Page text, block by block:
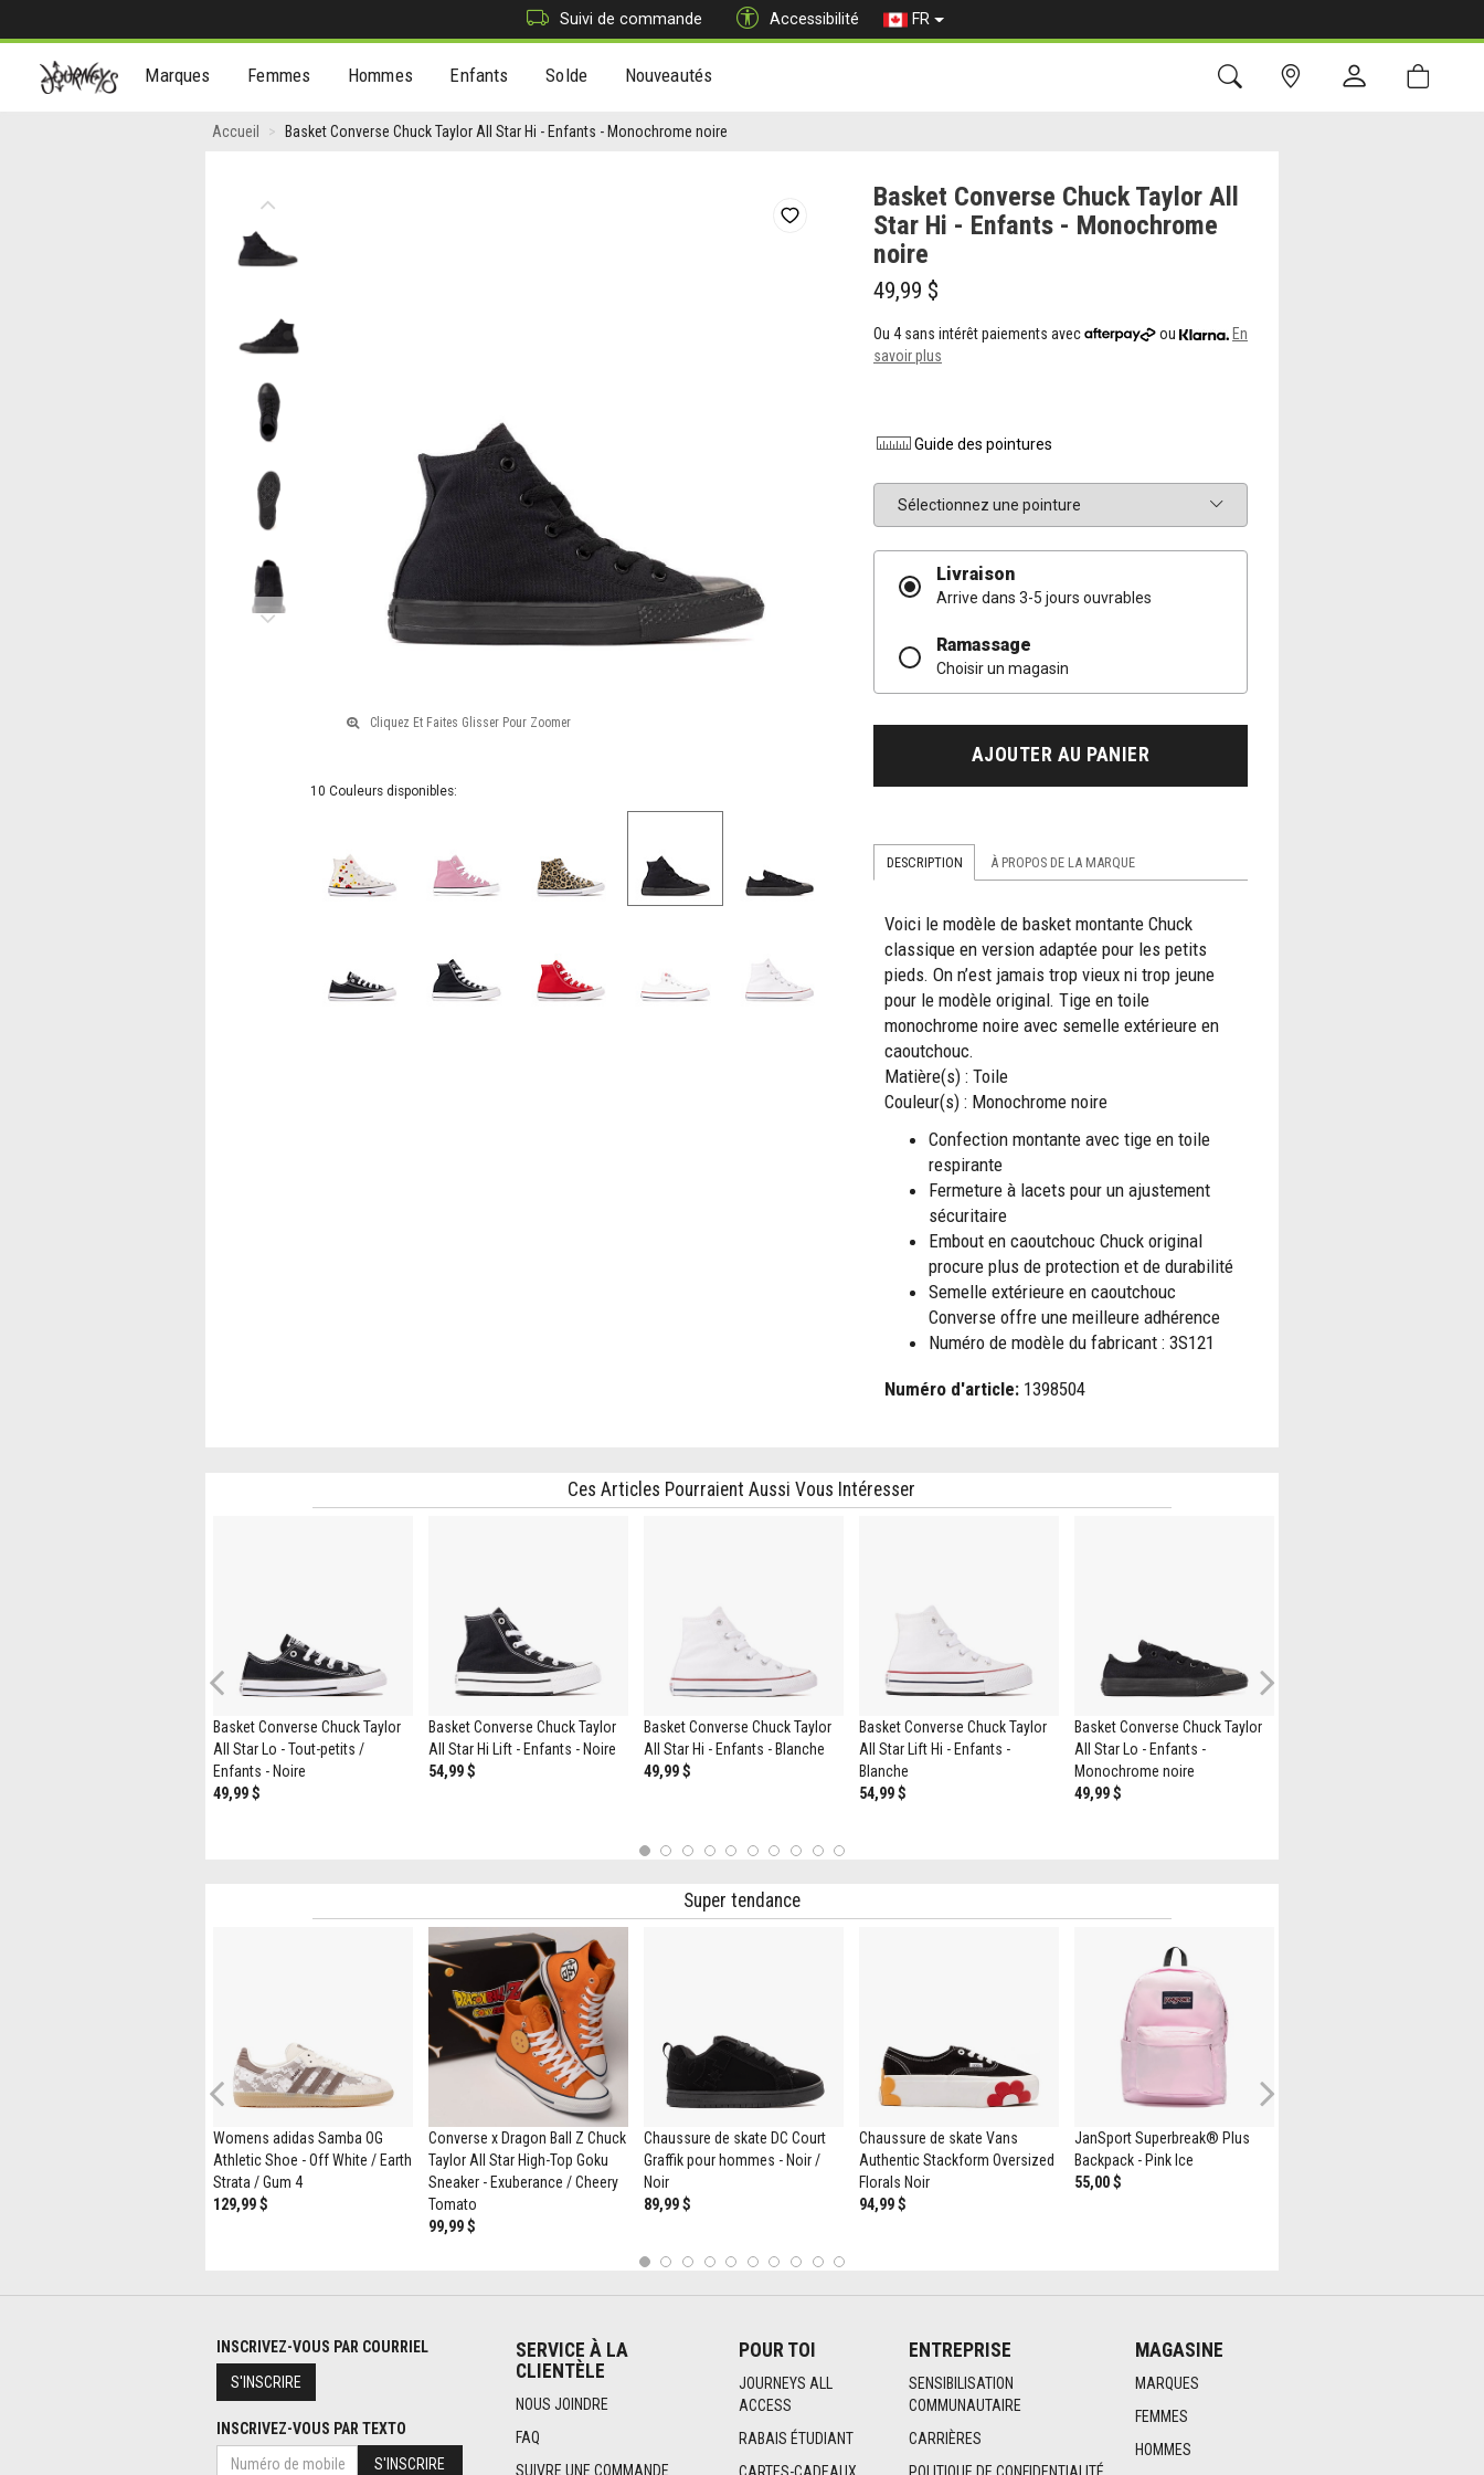
Suivi de commande Accessibilité
FR
contenu]
Marques Femmes Hommes Enfants Solde Nouveautés
Basket
Chuck
Taylor
Enfants
Monochrome
Accueil Basket Converse Chuck Taylor All Star Hi - Enfants - Monochrome noire
Previous
10 Couleurs disponibles:
Basket Converse Chuck Taylor All
Star Hi - Enfants - Monochrome
noire
49,99 $
Ou 4 sans intérêt paiements avec ou
En
savoir plus
Guide des pointures
Pointure
Livraison
Arrive dans 3-5 jours ouvrables
Ramassage
Choisir un magasin
AJOUTER AU PANIER
DESCRIPTION À PROPOS DE LA MARQUE
Voici le modèle de basket montante Chuck
classique en version adaptée pour les petits
pieds. On n’est jamais trop vieux ni trop jeune
pour le modèle original. Tige en toile
monochrome noire avec semelle extérieure en
caoutchouc.
Matière(s) : Toile
Couleur(s) : Monochrome noire
Confection montante avec tige en toile
respirante
Fermeture à lacets pour un ajustement
sécuritaire
Embout en caoutchouc Chuck original
procure plus de protection et de durabilité
Semelle extérieure en caoutchouc
Converse offre une meilleure adhérence
Numéro de modèle du fabricant : 3S121
Numéro d'article: 1398504
Ces Articles Pourraient Aussi Vous Intéresser
Previous
Basket Converse Chuck Taylor
All Star Lo - Tout-petits /
Enfants - Noire
49,99 $
Basket Converse Chuck Taylor
All Star Hi Lift - Enfants - Noire
54,99 $
Basket Converse Chuck Taylor
All Star Hi - Enfants - Blanche
49,99 $
Basket Converse Chuck Taylor
All Star Lift Hi - Enfants -
Blanche
54,99 $
Basket Converse Chuck Taylor
All Star Lo - Enfants -
Monochrome noire
49,99 $
Super tendance
Previous
Womens adidas Samba OG
Athletic Shoe - Off White / Earth
Strata / Gum 4
129,99 $
Converse x Dragon Ball Z Chuck
Taylor All Star High-Top Goku
Sneaker - Exuberance / Cheery
Tomato
99,99 $
Chaussure de skate DC Court
Graffik pour hommes - Noir /
Noir
89,99 $
Chaussure de skate Vans
Authentic Stackform Oversized
Florals Noir
94,99 $
JanSport Superbreak® Plus
Backpack - Pink Ice
55,00 $
SERVICE À LA
CLIENTÈLE
NOUS JOINDRE
FAQ
SUIVRE UNE COMMANDE
POUR TOI
JOURNEYS ALL
ACCESS
RABAIS ÉTUDIANT
ENTREPRISE
SENSIBILISATION
COMMUNAUTAIRE
CARRIÈRES
MAGASINE
MARQUES
FEMMES
HOMMES
INSCRIVEZ-VOUS PAR COURRIEL
S'INSCRIRE
INSCRIVEZ-VOUS PAR TEXTO
S'INSCRIRE